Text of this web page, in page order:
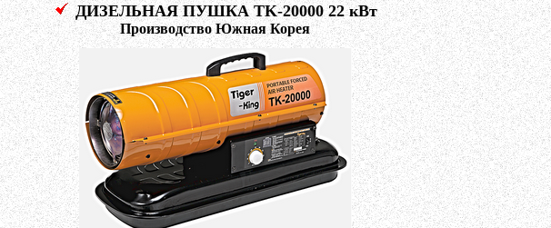
ДИЗЕЛЬНАЯ ПУШКА TK-20000 22 кВт
Производство Южная Корея